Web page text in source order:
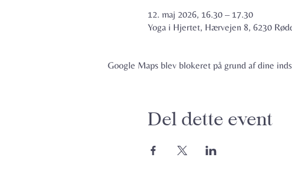
12. maj 2026, 16.30 – 17.30
Yoga i Hjertet, Hærvejen 8, 6230
Google Maps blev blokeret på grund af dine
Del dette event